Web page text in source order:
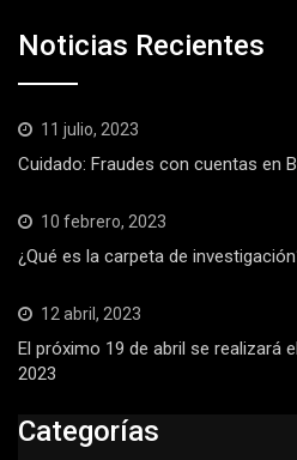
Noticias Recientes
11 julio, 2023
Cuidado: Fraudes con cuentas en
10 febrero, 2023
¿Qué es la carpeta de
12 abril, 2023
El próximo 19 de abril se realizará
2023
Categorías